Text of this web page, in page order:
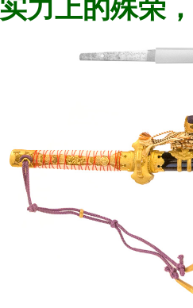
实力上的殊荣